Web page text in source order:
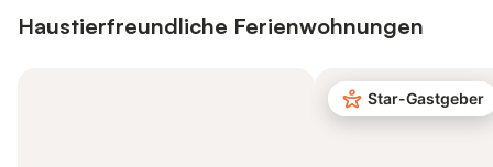
Haustierfreundliche Ferienwohnungen
Star-Gastgeber